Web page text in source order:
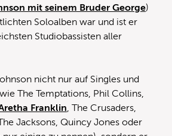
mit seinem Bruder George)
Soloalben war und ist er
Studiobassisten aller
nicht nur auf Singles und
The Temptations, Phil Collins,
Franklin, The Crusaders,
Jacksons, Quincy Jones oder